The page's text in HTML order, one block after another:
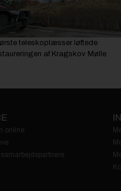
teleskoplæsser løftede
af Kragskov Mølle
online